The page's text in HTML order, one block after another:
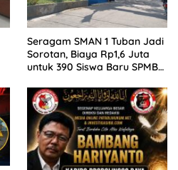
Seragam SMAN 1 Tuban Jadi
Sorotan, Biaya Rp1,6 Juta
untuk 390 Siswa Baru SPMB